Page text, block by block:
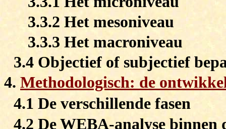
3.3.2 Het mesoniveau
3.3.3 Het macroniveau
3.4 Objectief of subjectief
4. Methodologisch: de
4.1 De verschillende fasen
4.2 De WEBA-analyse binnen